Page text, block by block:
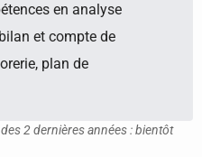
en analyse
et compte de
plan de
2 dernières années : bientôt